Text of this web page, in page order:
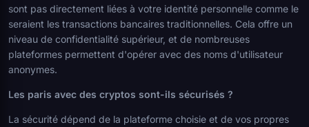
sont pas directement liées à votre identité personnelle comme le
seraient les transactions bancaires traditionnelles. Cela offre un
niveau de confidentialité supérieur, et de nombreuses
plateformes permettent d'opérer avec des noms d'utilisateur
anonymes.
Les paris avec des cryptos sont-ils sécurisés ?
La sécurité dépend de la plateforme choisie et de vos propres